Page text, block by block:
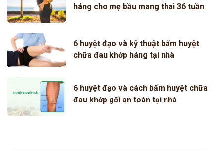
háng cho mẹ bầu mang thai 36 tuần
6 huyệt đạo và kỹ thuật bấm huyệt
chữa đau khớp háng tại nhà
6 huyệt đạo và cách bấm huyệt chữa
đau khớp gối an toàn tại nhà